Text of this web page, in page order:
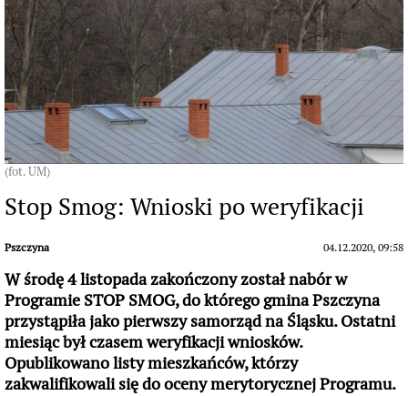
(fot. UM)
Stop Smog: Wnioski po weryfikacji
Pszczyna 04.12.2020, 09:58
W środę 4 listopada zakończony został nabór w
Programie STOP SMOG, do którego gmina Pszczyna
przystąpiła jako pierwszy samorząd na Śląsku. Ostatni
miesiąc był czasem weryfikacji wniosków.
Opublikowano listy mieszkańców, którzy
zakwalifikowali się do oceny merytorycznej Programu.